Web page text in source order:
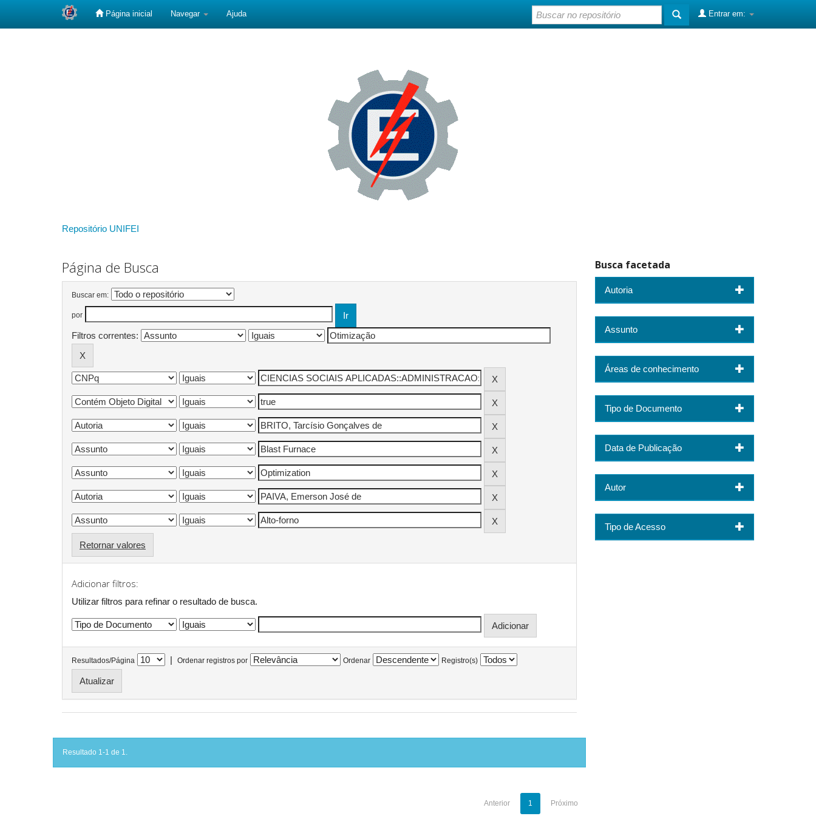
Página inicial Navegar Ajuda Entrar em:
Repositório UNIFEI
Página de Busca
Buscar em:
por
Filtros correntes:
Retornar valores
Adicionar filtros:
Utilizar filtros para refinar o resultado de busca.
Resultados/Página | Ordenar registros por Ordenar Registro(s)
Resultado 1-1 de 1.
Anterior 1 Próximo
Busca facetada
Autoria
Assunto
Áreas de conhecimento
Tipo de Documento
Data de Publicação
Autor
Tipo de Acesso